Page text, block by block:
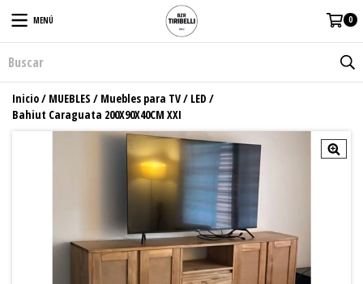
MENÚ 0
Inicio/ MUEBLES / Muebles para TV / LED /
Bahiut Caraguata 200X90X40CM XXI